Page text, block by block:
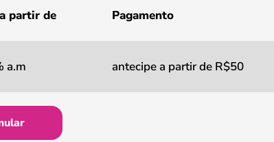
partir de Pagamento
a.m antecipe a partir de R$50